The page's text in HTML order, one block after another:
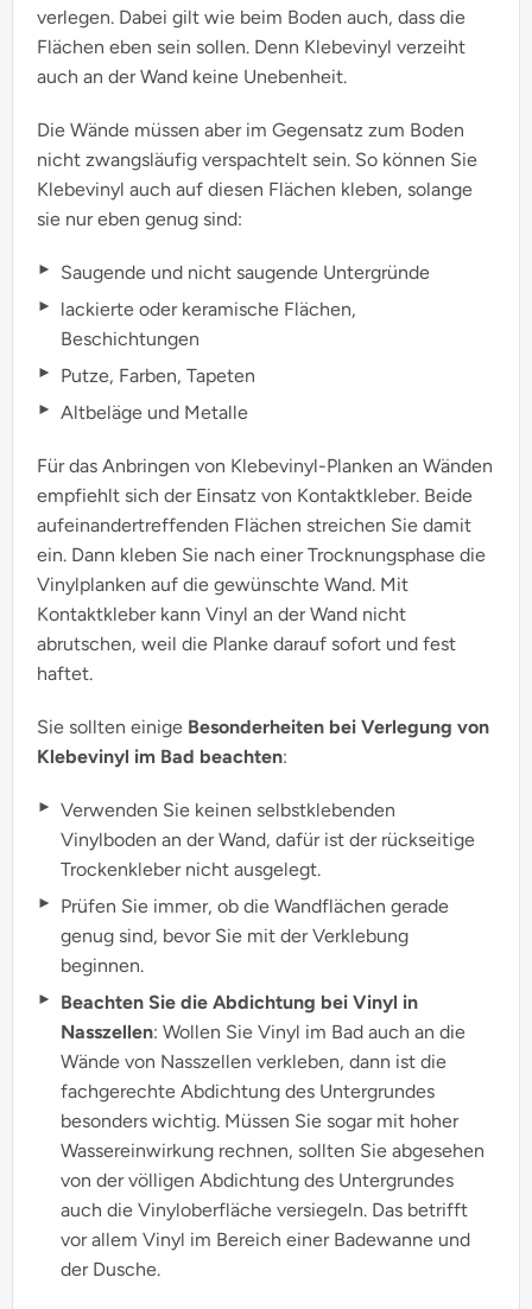
verlegen. Dabei gilt wie beim Boden auch, dass die
Flächen eben sein sollen. Denn Klebevinyl verzeiht
auch an der Wand keine Unebenheit.
Die Wände müssen aber im Gegensatz zum Boden
nicht zwangsläufig verspachtelt sein. So können Sie
Klebevinyl auch auf diesen Flächen kleben, solange
sie nur eben genug sind:
Saugende und nicht saugende Untergründe
lackierte oder keramische Flächen,
Beschichtungen
Putze, Farben, Tapeten
Altbeläge und Metalle
Für das Anbringen von Klebevinyl-Planken an Wänden
empfiehlt sich der Einsatz von Kontaktkleber. Beide
aufeinandertreffenden Flächen streichen Sie damit
ein. Dann kleben Sie nach einer Trocknungsphase die
Vinylplanken auf die gewünschte Wand. Mit
Kontaktkleber kann Vinyl an der Wand nicht
abrutschen, weil die Planke darauf sofort und fest
haftet.
Sie sollten einige Besonderheiten bei Verlegung von
Klebevinyl im Bad beachten:
Verwenden Sie keinen selbstklebenden
Vinylboden an der Wand, dafür ist der rückseitige
Trockenkleber nicht ausgelegt.
Prüfen Sie immer, ob die Wandflächen gerade
genug sind, bevor Sie mit der Verklebung
beginnen.
Beachten Sie die Abdichtung bei Vinyl in
Nasszellen: Wollen Sie Vinyl im Bad auch an die
Wände von Nasszellen verkleben, dann ist die
fachgerechte Abdichtung des Untergrundes
besonders wichtig. Müssen Sie sogar mit hoher
Wassereinwirkung rechnen, sollten Sie abgesehen
von der völligen Abdichtung des Untergrundes
auch die Vinyloberfläche versiegeln. Das betrifft
vor allem Vinyl im Bereich einer Badewanne und
der Dusche.